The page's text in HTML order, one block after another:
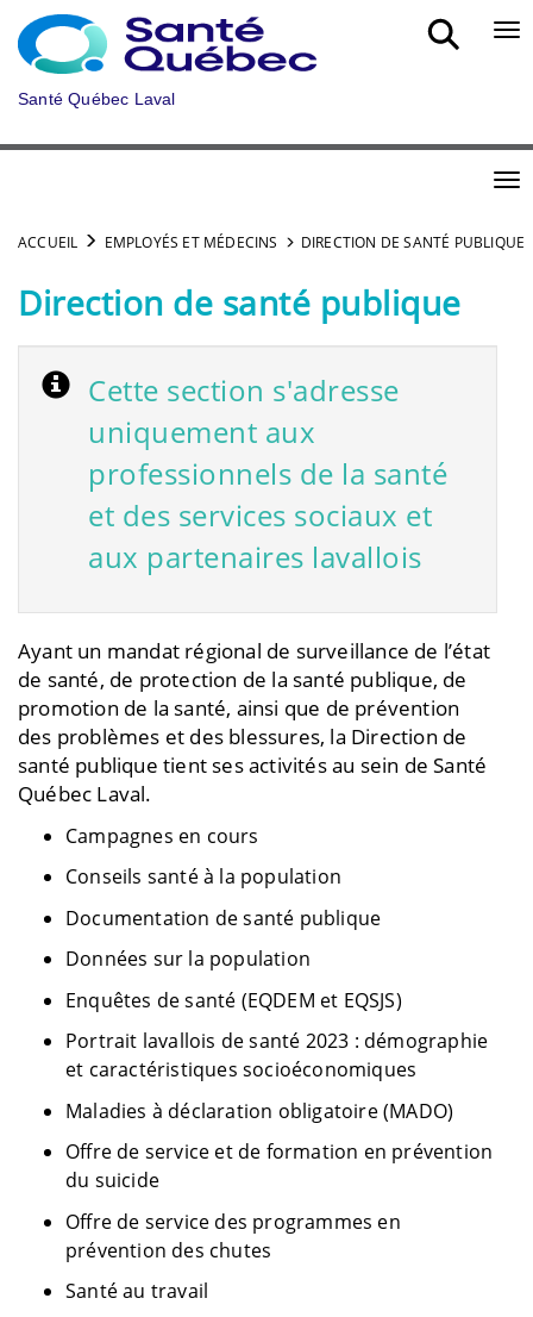
Aller au menu principal
Santé Québec Laval
ACCUEIL EMPLOYÉS ET MÉDECINS DIRECTION DE SANTÉ PUBLIQUE
Direction de santé publique
Cette section s'adresse
uniquement aux
professionnels de la santé
et des services sociaux et
aux partenaires lavallois
Ayant un mandat régional de surveillance de l’état
de santé, de protection de la santé publique, de
promotion de la santé, ainsi que de prévention
des problèmes et des blessures, la Direction de
santé publique tient ses activités au sein de Santé
Québec Laval.
Campagnes en cours
Conseils santé à la population
Documentation de santé publique
Données sur la population
Enquêtes de santé (EQDEM et EQSJS)
Portrait lavallois de santé 2023 : démographie
et caractéristiques socioéconomiques
Maladies à déclaration obligatoire (MADO)
Offre de service et de formation en prévention
du suicide
Offre de service des programmes en
prévention des chutes
Santé au travail